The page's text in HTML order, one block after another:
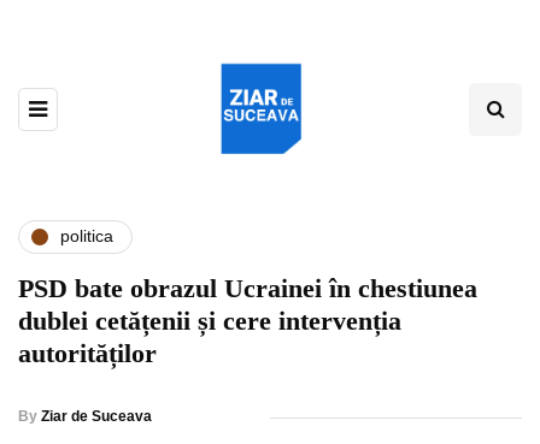
politica
PSD bate obrazul Ucrainei în chestiunea
dublei cetățenii și cere intervenția
autorităților
By Ziar de Suceava